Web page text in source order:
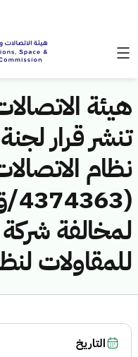
هيئة
تنشر قرار
نظام
لمخالفة
للمقاولات
التاريخ